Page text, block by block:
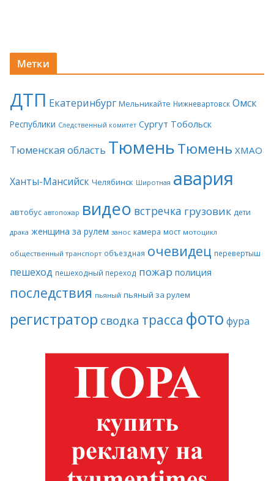
Метки
ДТП Екатеринбург Мельникайте Нижневартовск Омск
Республики Следственный комитет Сургут Тобольск
Тюменская область ТюменьТюмень ХМАО
Ханты-Мансийск Челябинск Широтная авария
автобус автопожар видео встречка грузовик дети
драка женщина за рулем занос камера мост мотоцикл
общественный транспорт объездная очевидец перевертыш
пешеход пешеходный переход пожар полиция
последствия пьяный пьяный за рулем
регистратор сводка трасса фото фура